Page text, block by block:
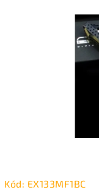
Kód: EX133MF1BC